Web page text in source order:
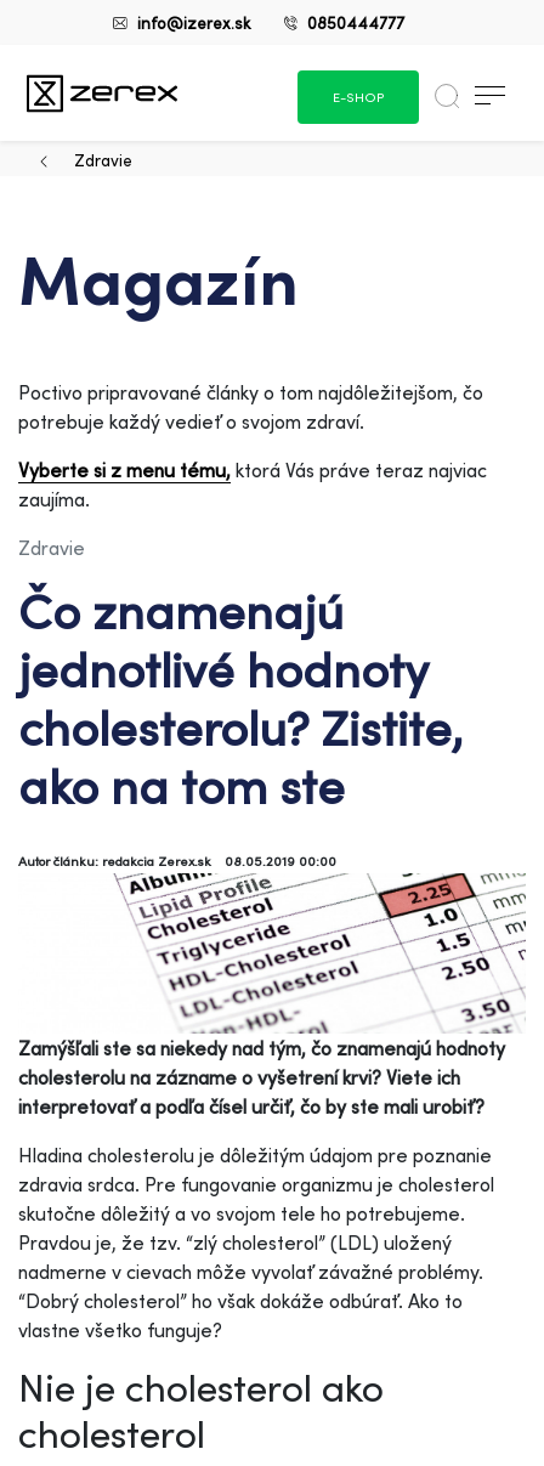
info@izerex.sk 0850444777
E-SHOP
Zdravie
Magazín
Poctivo pripravované články o tom najdôležitejšom, čo
potrebuje každý vedieť o svojom zdraví.
Vyberte si z menu tému, ktorá Vás práve teraz najviac
zaujíma.
Zdravie
Čo znamenajú
jednotlivé hodnoty
cholesterolu? Zistite,
ako na tom ste
Autor článku: redakcia Zerex.sk 08.05.2019 00:00
Zamýšľali ste sa niekedy nad tým, čo znamenajú hodnoty
cholesterolu na zázname o vyšetrení krvi? Viete ich
interpretovať a podľa čísel určiť, čo by ste mali urobiť?
Hladina cholesterolu je dôležitým údajom pre poznanie
zdravia srdca. Pre fungovanie organizmu je cholesterol
skutočne dôležitý a vo svojom tele ho potrebujeme.
Pravdou je, že tzv. “zlý cholesterol” (LDL) uložený
nadmerne v cievach môže vyvolať závažné problémy.
“Dobrý cholesterol” ho však dokáže odbúrať. Ako to
vlastne všetko funguje?
Nie je cholesterol ako
cholesterol